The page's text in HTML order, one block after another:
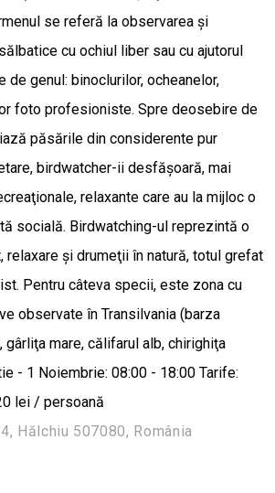
se referă la observarea şi
cu ochiul liber sau cu ajutorul
de genul: binoclurilor, ocheanelor,
foto profesioniste. Spre deosebire de
păsările din considerente pur
birdwatcher-ii desfăşoară, mai
relaxante care au la mijloc o
socială. Birdwatching-ul reprezintă o
relaxare şi drumeţii în natură, totul grefat
Pentru câteva specii, este zona cu
observate în Transilvania (barza
gârliţa mare, călifarul alb, chirighiţa
- 1 Noiembrie: 08:00 - 18:00 Tarife:
lei / persoană
Hălchiu 507080, România